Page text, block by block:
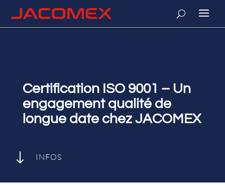
Certification ISO 9001 – Un
engagement qualité de
longue date chez JACOMEX
" INFOS